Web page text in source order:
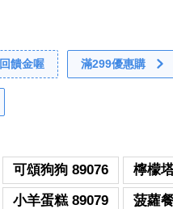
饋金喔 滿299優惠購
可頌狗狗 89076
檸檬
小羊蛋糕 89079 菠蘿